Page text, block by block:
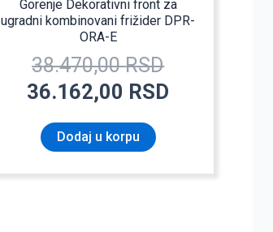
Gorenje Dekorativni front za
ugradni kombinovani frižider DPR-
ORA-E
38.470,00RSD
36.162,00 RSD
Dodaj u korpu